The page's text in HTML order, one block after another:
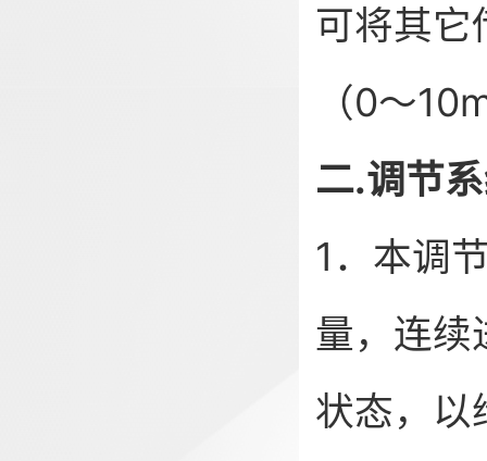
可将其它
（0～
二.调节
1．本调
量，连续
状态，以